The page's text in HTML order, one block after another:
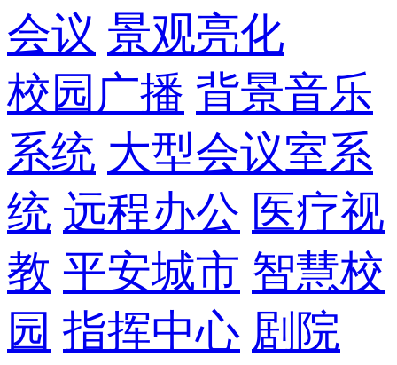
会议 景观亮化
校园广播 背景音乐
系统 大型会议室系
统 远程办公 医疗视
教 平安城市 智慧校
园 指挥中心 剧院